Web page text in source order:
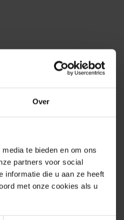
Over
te bieden en om ons
partners voor social
informatie die u aan ze heeft
met onze cookies als u